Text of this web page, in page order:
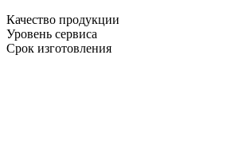
Качество продукции
Уровень сервиса
Срок изготовления